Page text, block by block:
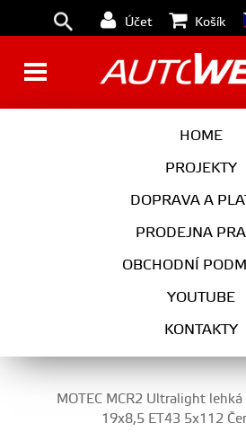
Účet Košík
HOME
PROJEKTY
DOPRAVA A
PRODEJNA
OBCHODNÍ
YOUTUBE
KONTAKTY
GOLF 8 (2019 - )
MOTEC MCR2 Ultralight
19x8,5 ET43 5x112